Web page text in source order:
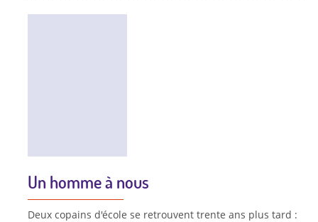
Un homme à nous
Deux copains d'école se retrouvent trente ans plus tard :